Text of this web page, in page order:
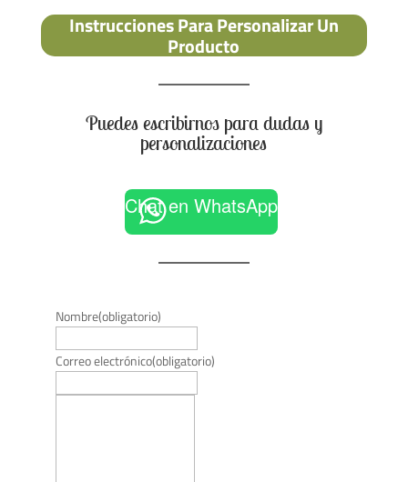
Instrucciones Para Personalizar Un
Producto
Puedes escribirnos para dudas y
personalizaciones
Chat en WhatsApp
Nombre(obligatorio)
Correo electrónico(obligatorio)